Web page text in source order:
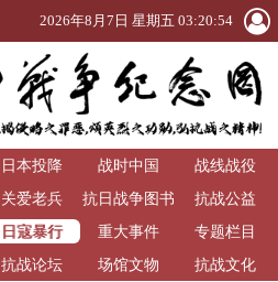
2026年8月7日 星期五 03:20:55
日本投降 战时中国
战线战役
关爱老兵
抗日战争图书
馆
抗战公益
日寇暴行 重大事件
专题栏目
抗战论坛 场馆文物 抗战文化